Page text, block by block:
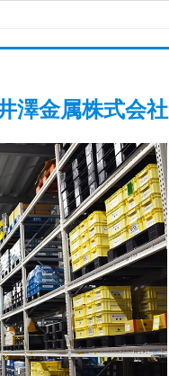
澤金属株式会社